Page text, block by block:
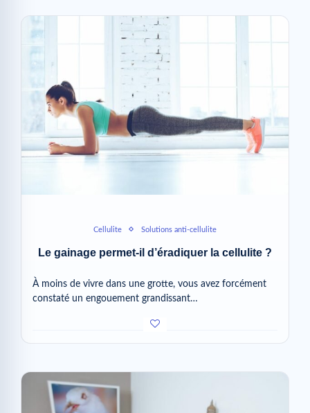
Cellulite Solutions anti-cellulite
Le gainage permet-il d’éradiquer la cellulite ?
À moins de vivre dans une grotte, vous avez forcément
constaté un engouement grandissant…